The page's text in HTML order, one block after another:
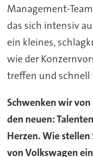
Management-
das sich intensiv
ein kleines,
wie der
treffen und schnell
Schwenken wir
den neuen:
Herzen. Wie stellen
von Volkswagen